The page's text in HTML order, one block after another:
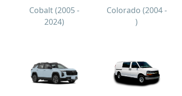
Cobalt (2005 -
2024)
Colorado (2004 -
)